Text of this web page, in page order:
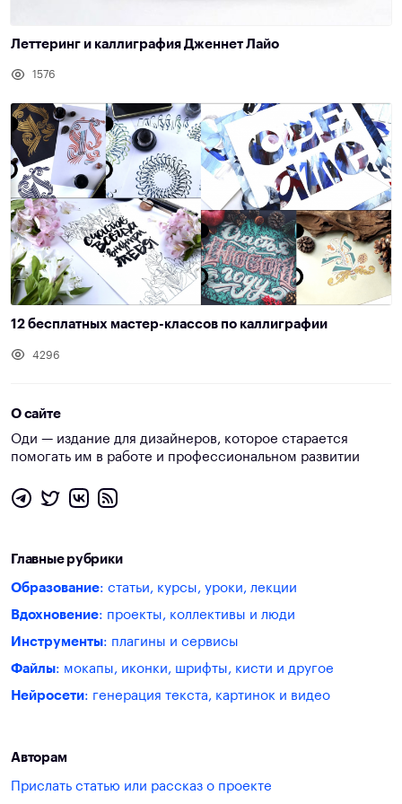
Леттеринг и каллиграфия Дженнет Лайо
1576
12 бесплатных мастер-классов по каллиграфии
4296
О сайте
Оди — издание для дизайнеров, которое старается
помогать им в работе и профессиональном развитии
Главные рубрики
Образование: статьи, курсы, уроки, лекции
Вдохновение: проекты, коллективы и люди
Инструменты: плагины и сервисы
Файлы: мокапы, иконки, шрифты, кисти и другое
Нейросети: генерация текста, картинок и видео
Авторам
Прислать статью или рассказ о проекте